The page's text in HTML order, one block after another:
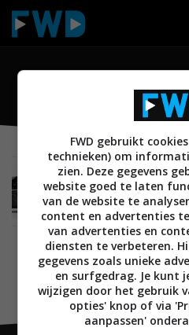
RX-
BEELD AUDIO 02
Yamaha lanceert
de RX-V675 en RX-
FWD gebruikt
technieken) om
zien. Deze gegevens
website goed te laten
van de website te
content en advertenties
van advertenties en
diensten te verbeteren.
gegevens zoals unieke
en surfgedrag. Je kunt
wijzigen door het gebruik
opties' knop of via
aanpassen'